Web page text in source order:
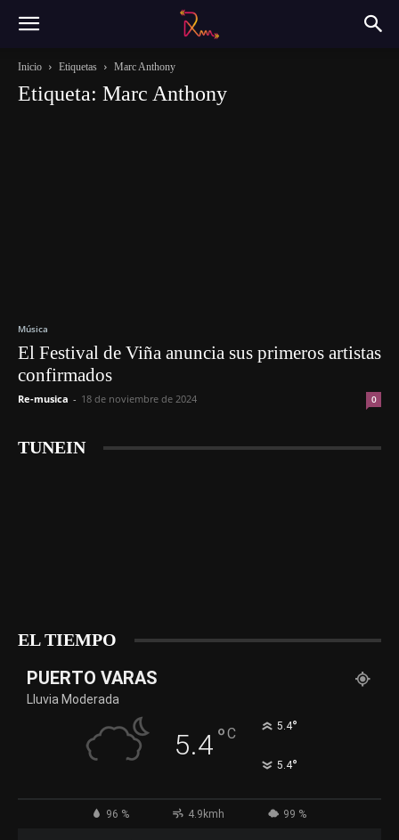
Inicio Etiquetas Marc Anthony
Etiqueta: Marc Anthony
Música
El Festival de Viña anuncia sus primeros artistas
confirmados
Re-musica - 18 de noviembre de 2024 0
TUNEIN
EL TIEMPO
PUERTO VARAS
Lluvia Moderada
5.4°C 5.4°
5.4°
96 % 4.9kmh 99 %